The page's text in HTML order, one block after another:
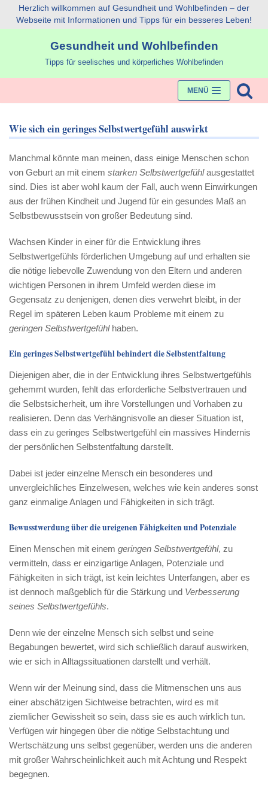
Zum
Herzlich willkommen auf Gesundheit und Wohlbefinden – der
Webseite mit Informationen und Tipps für ein besseres Leben!
Gesundheit und Wohlbefinden
Tipps für seelisches und körperliches Wohlbefinden
MENÜ
Wie sich ein geringes Selbstwertgefühl auswirkt
Manchmal könnte man meinen, dass einige Menschen schon
von Geburt an mit einem starken Selbstwertgefühlausgestattet
sind. Dies ist aber wohl kaum der Fall, auch wenn Einwirkungen
aus der frühen Kindheit und Jugend für ein gesundes Maß an
Selbstbewusstsein von großer Bedeutung sind.
Wachsen Kinder in einer für die Entwicklung ihres
Selbstwertgefühls förderlichen Umgebung auf und erhalten sie
die nötige liebevolle Zuwendung von den Eltern und anderen
wichtigen Personen in ihrem Umfeld werden diese im
Gegensatz zu denjenigen, denen dies verwehrt bleibt, in der
Regel im späteren Leben kaum Probleme mit einem zu
geringen Selbstwertgefühlhaben.
Ein geringes Selbstwertgefühl behindert die Selbstentfaltung
Diejenigen aber, die in der Entwicklung ihres Selbstwertgefühls
gehemmt wurden, fehlt das erforderliche Selbstvertrauen und
die Selbstsicherheit, um ihre Vorstellungen und Vorhaben zu
realisieren. Denn das Verhängnisvolle an dieser Situation ist,
dass ein zu geringes Selbstwertgefühl ein massives Hindernis
der persönlichen Selbstentfaltung darstellt.
Dabei ist jeder einzelne Mensch ein besonderes und
unvergleichliches Einzelwesen, welches wie kein anderes sonst
ganz einmalige Anlagen und Fähigkeiten in sich trägt.
Bewusstwerdung über die ureigenen Fähigkeiten und Potenziale
Einen Menschen mit einem geringen Selbstwertgefühl, zu
vermitteln, dass er einzigartige Anlagen, Potenziale und
Fähigkeiten in sich trägt, ist kein leichtes Unterfangen, aber es
ist dennoch maßgeblich für die Stärkung und Verbesserung
seines Selbstwertgefühls.
Denn wie der einzelne Mensch sich selbst und seine
Begabungen bewertet, wird sich schließlich darauf auswirken,
wie er sich in Alltagssituationen darstellt und verhält.
Wenn wir der Meinung sind, dass die Mitmenschen uns aus
einer abschätzigen Sichtweise betrachten, wird es mit
ziemlicher Gewissheit so sein, dass sie es auch wirklich tun.
Verfügen wir hingegen über die nötige Selbstachtung und
Wertschätzung uns selbst gegenüber, werden uns die anderen
mit großer Wahrscheinlichkeit auch mit Achtung und Respekt
begegnen.